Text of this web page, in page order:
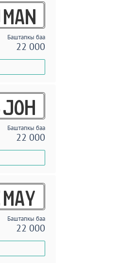
MAN
Баштапкы баа
22 000
JOH
Баштапкы баа
22 000
MAY
Баштапкы баа
22 000